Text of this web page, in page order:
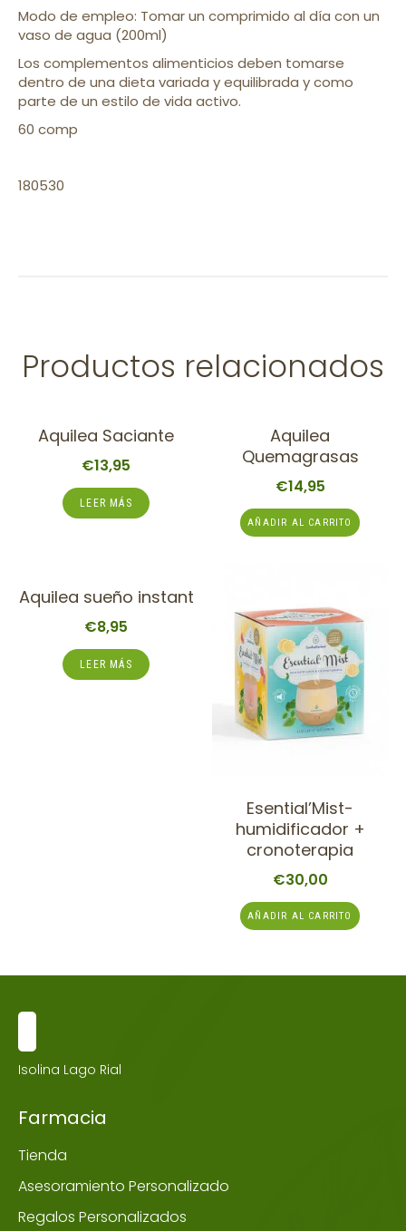
Modo de empleo: Tomar un comprimido al día con un
vaso de agua (200ml)
Los complementos alimenticios deben tomarse
dentro de una dieta variada y equilibrada y como
parte de un estilo de vida activo.
60 comp
180530
Productos relacionados
Aquilea Saciante
€13,95
LEER MÁS
Aquilea
Quemagrasas
€14,95
AÑADIR AL CARRITO
Aquilea sueño instant
€8,95
LEER MÁS
Esential’Mist-
humidificador +
cronoterapia
€30,00
AÑADIR AL CARRITO
Isolina Lago Rial
Farmacia
Tienda
Asesoramiento Personalizado
Regalos Personalizados